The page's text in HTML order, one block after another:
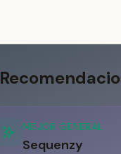
MEJOR GENERAL
Sequenzy